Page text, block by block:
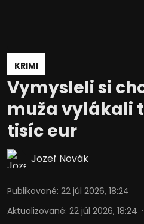
KRIMI
Vymysleli si
muža vylákali
tisíc eur
Jozef Novák
Publikované: 22 júl 2026, 18:24
Aktualizované: 22 júl 2026, 18:24